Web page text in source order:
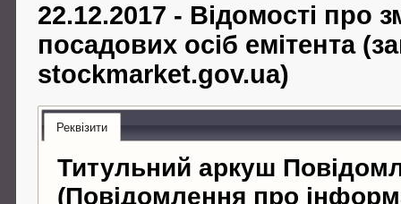
22.12.2017 - Відомості про
посадових осіб емітента
stockmarket.gov.ua)
Реквізити
Титульний аркуш
(Повідомлення про